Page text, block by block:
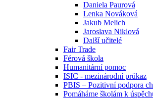
Daniela Paurová
Lenka Nováková
Jakub Melich
Jaroslava Niklová
Další učitelé
Fair Trade
Férová škola
Humanitární pomoc
ISIC - mezinárodní průkaz
PBIS – Pozitivní podpora
Pomáháme školám k